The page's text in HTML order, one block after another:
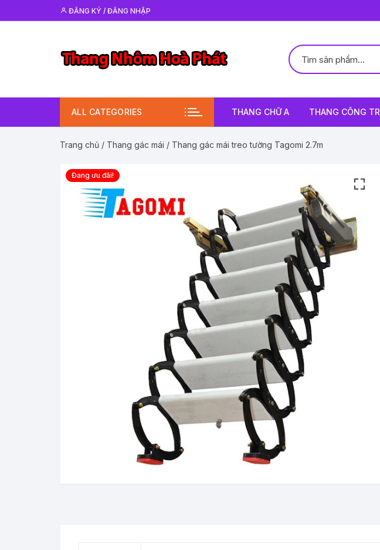
tới
ĐĂNG KÝ / ĐĂNG NHẬP
ALL CATEGORIES THANG CHỮ A THANG CÔNG
Trang chủ / Thang gác mái / Thang gác mái treo tường Tagomi 2.7m
Đang ưu đãi!